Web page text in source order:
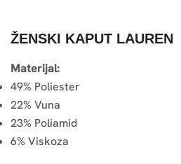
ŽENSKI KAPUT LAUREN
Materijal:
49% Poliester
22% Vuna
23% Poliamid
6% Viskoza